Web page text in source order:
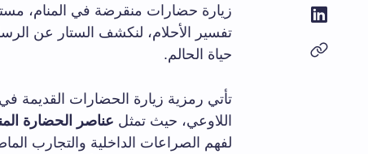
زيارة حضارات منقرضة في المنام،
تفسير الأحلام، لنكشف الستار عن
حياة الحالم.
تأتي رمزية زيارة الحضارات القديمة
اللاوعي، حيث تمثل عناصر الحضارة
لفهم الصراعات الداخلية والتجارب